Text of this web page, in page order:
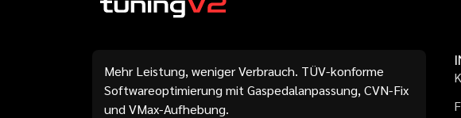
Mehr Leistung, weniger Verbrauch. TÜV-konforme
Softwareoptimierung mit Gaspedalanpassung, CVN-Fix
und VMax-Aufhebung.
K
F